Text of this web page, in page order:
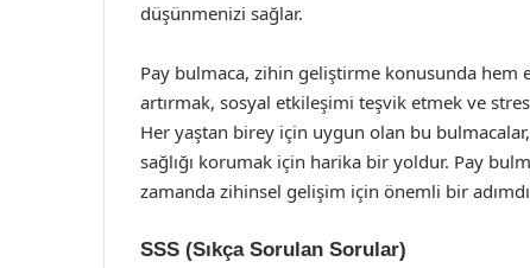
düşünmenizi sağlar.
Pay bulmaca, zihin geliştirme konusunda hem
artırmak, sosyal etkileşimi teşvik etmek ve
Her yaştan birey için uygun olan bu
sağlığı korumak için harika bir yoldur. Pay
zamanda zihinsel gelişim için önemli bir
SSS (Sıkça Sorulan Sorular)